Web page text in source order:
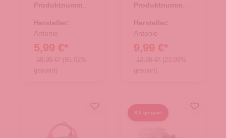
Produktnummer:
Hersteller:
Antonio
5,99 €*
39,99 €* (85.02%
gespart)
Produktnummer:
Hersteller:
Antonio
9,99 €*
12,99 €* (23.09%
gespart)
3 € gespart